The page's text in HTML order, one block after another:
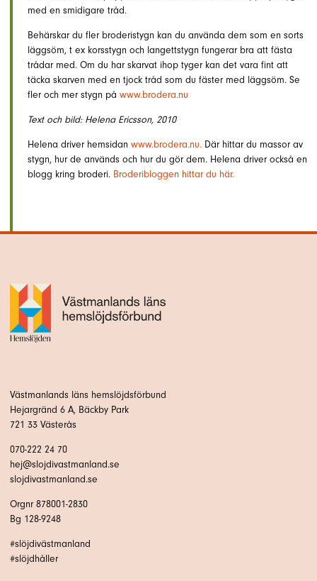
med en smidigare tråd.
Behärskar du fler broderistygn kan du använda dem som en sorts
läggsöm, t ex korsstygn och langettstygn fungerar bra att fästa
trådar med. Om du har skarvat ihop tyger kan det vara fint att
täcka skarven med en tjock tråd som du fäster med läggsöm. Se
fler och mer stygn på www.brodera.nu
Text och bild: Helena Ericsson, 2010
Helena driver hemsidan www.brodera.nu. Där hittar du massor av
stygn, hur de används och hur du gör dem. Helena driver också en
blogg kring broderi. Broderibloggen hittar du här.
Västmanlands läns hemslöjdsförbund
Hejargränd 6 A, Bäckby Park
721 33 Västerås
070-222 24 70
hej@slojdivastmanland.se
slojdivastmanland.se
Orgnr 878001-2830
Bg 128-9248
#slöjdivästmanland
#slöjdhåller